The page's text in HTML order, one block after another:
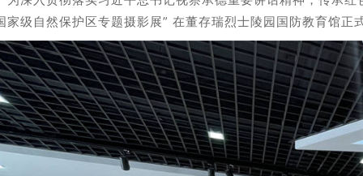
家级自然保护区专题摄影展” 在董存瑞烈士陵园国防教育馆正